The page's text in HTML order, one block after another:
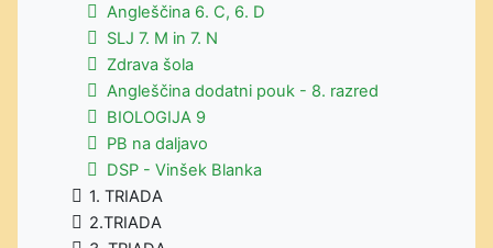
Angleščina 6. C, 6. D
SLJ 7. M in 7. N
Zdrava šola
Angleščina dodatni pouk - 8. razred
BIOLOGIJA 9
PB na daljavo
DSP - Vinšek Blanka
1. TRIADA
2.TRIADA